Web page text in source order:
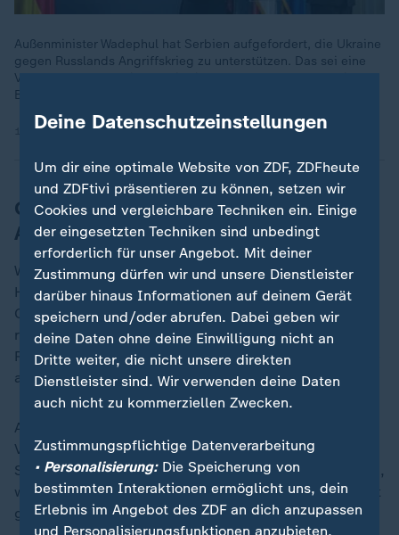
Außenminister Wadephul hat Serbien aufgefordert, die Ukraine
gegen Russlands Angriffskrieg zu unterstützen. Das sei eine
Voraussetzung für die EU-Mitgliedschaft, sagte er auf seiner
Balkan-Reise.
18.11.2025 | 0:22 min
Gute Chancen für Montenegro und
Albanien
Wirkliche Reformen sind vielerorts Fehlanzeige.
Höchstens Montenegro und Albanien haben eine
Chance, 2028 aufgenommen zu werden. Albanien ist
recht weit mit den Verhandlungen und mit seinen
Reformbemühungen und geht fest von einer Aufnahme
aus.
Aber vielleicht nur als EU-Mitglied light, ohne
Vetorecht und ohne Anspruch auf einen Kommissar.
Schließlich soll die EU ja noch handlungsfähig bleiben,
weitere Quertreiber wieUngarnkann man derzeit nicht
gebrauchen, so die Überlegungen in Brüssel.
Deine Datenschutzeinstellungen
Um dir eine optimale Website von ZDF, ZDFheute
und ZDFtivi präsentieren zu können, setzen wir
Cookies und vergleichbare Techniken ein. Einige
der eingesetzten Techniken sind unbedingt
erforderlich für unser Angebot. Mit deiner
Zustimmung dürfen wir und unsere Dienstleister
darüber hinaus Informationen auf deinem Gerät
speichern und/oder abrufen. Dabei geben wir
deine Daten ohne deine Einwilligung nicht an
Dritte weiter, die nicht unsere direkten
Dienstleister sind. Wir verwenden deine Daten
auch nicht zu kommerziellen Zwecken.
Zustimmungspflichtige Datenverarbeitung
• Personalisierung:Die Speicherung von
bestimmten Interaktionen ermöglicht uns, dein
Erlebnis im Angebot des ZDF an dich anzupassen
und Personalisierungsfunktionen anzubieten.